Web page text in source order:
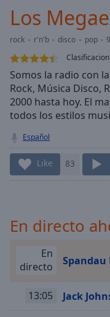
Current
Time0:00
Loaded:
0.00%
Stream
TypeLIVE
Seek to
currently
behind
liveLIVE
Remaining
Time-
Chapters
Chapters
Los
rock r'n'b disco pop
Somos la radio con
Rock, Música Disco,
2000 hasta hoy. El
todos los estilos
Español
Like 83
En directo
En
directo
Spandau
13:05 Jack